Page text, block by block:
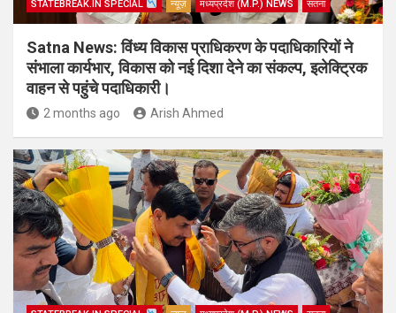
STATEBREAK.IN SPECIAL न्यूज़ मध्यप्रदेश (M.P.) NEWS सतना
Satna News: विंध्य विकास प्राधिकरण के पदाधिकारियों ने
संभाला कार्यभार, विकास को नई दिशा देने का संकल्प, इलेक्ट्रिक
वाहन से पहुंचे पदाधिकारी।
2 months ago Arish Ahmed